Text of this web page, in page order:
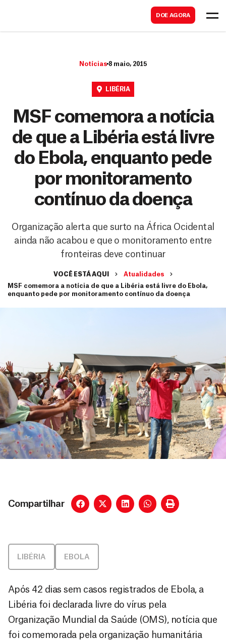
DOE AGORA
Notícias 8 maio, 2015
LIBÉRIA
MSF comemora a notícia
de que a Libéria está livre
do Ebola, enquanto pede
por monitoramento
contínuo da doença
Organização alerta que surto na África Ocidental
ainda não acabou e que o monitoramento entre
fronteiras deve continuar
VOCÊ ESTÁ AQUI
Atualidades
MSF comemora a notícia de que a Libéria está livre do Ebola,
enquanto pede por monitoramento contínuo da doença
Compartilhar
LIBÉRIA EBOLA
Após 42 dias sem casos registrados de Ebola, a
Libéria foi declarada livre do vírus pela
Organização Mundial da Saúde (OMS), notícia que
foi comemorada pela organização humanitária
a
r